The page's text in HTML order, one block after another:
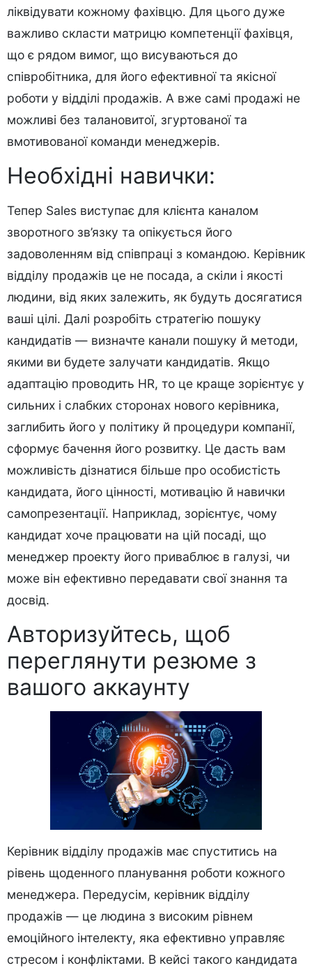
ліквідувати кожному фахівцю. Для цього дуже
важливо скласти матрицю компетенції фахівця,
що є рядом вимог, що висуваються до
співробітника, для його ефективної та якісної
роботи у відділі продажів. А вже самі продажі не
можливі без талановитої, згуртованої та
вмотивованої команди менеджерів.
Необхідні навички:
Тепер Sales виступає для клієнта каналом
зворотного зв’язку та опікується його
задоволенням від співпраці з командою. Керівник
відділу продажів це не посада, а скіли і якості
людини, від яких залежить, як будуть досягатися
ваші цілі. Далі розробіть стратегію пошуку
кандидатів — визначте канали пошуку й методи,
якими ви будете залучати кандидатів. Якщо
адаптацію проводить HR, то це краще зорієнтує у
сильних і слабких сторонах нового керівника,
заглибить його у політику й процедури компанії,
сформує бачення його розвитку. Це дасть вам
можливість дізнатися більше про особистість
кандидата, його цінності, мотивацію й навички
самопрезентації. Наприклад, зорієнтує, чому
кандидат хоче працювати на цій посаді, що
менеджер проекту його приваблює в галузі, чи
може він ефективно передавати свої знання та
досвід.
Авторизуйтесь, щоб
переглянути резюме з
вашого аккаунту
Керівник відділу продажів має спуститись на
рівень щоденного планування роботи кожного
менеджера. Передусім, керівник відділу
продажів — це людина з високим рівнем
емоційного інтелекту, яка ефективно управляє
стресом і конфліктами. В кейсі такого кандидата